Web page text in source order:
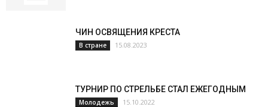
ЧИН ОСВЯЩЕНИЯ КРЕСТА
В стране 15.08.2023
ТУРНИР ПО СТРЕЛЬБЕ СТАЛ ЕЖЕГОДНЫМ
Молодежь 15.10.2022